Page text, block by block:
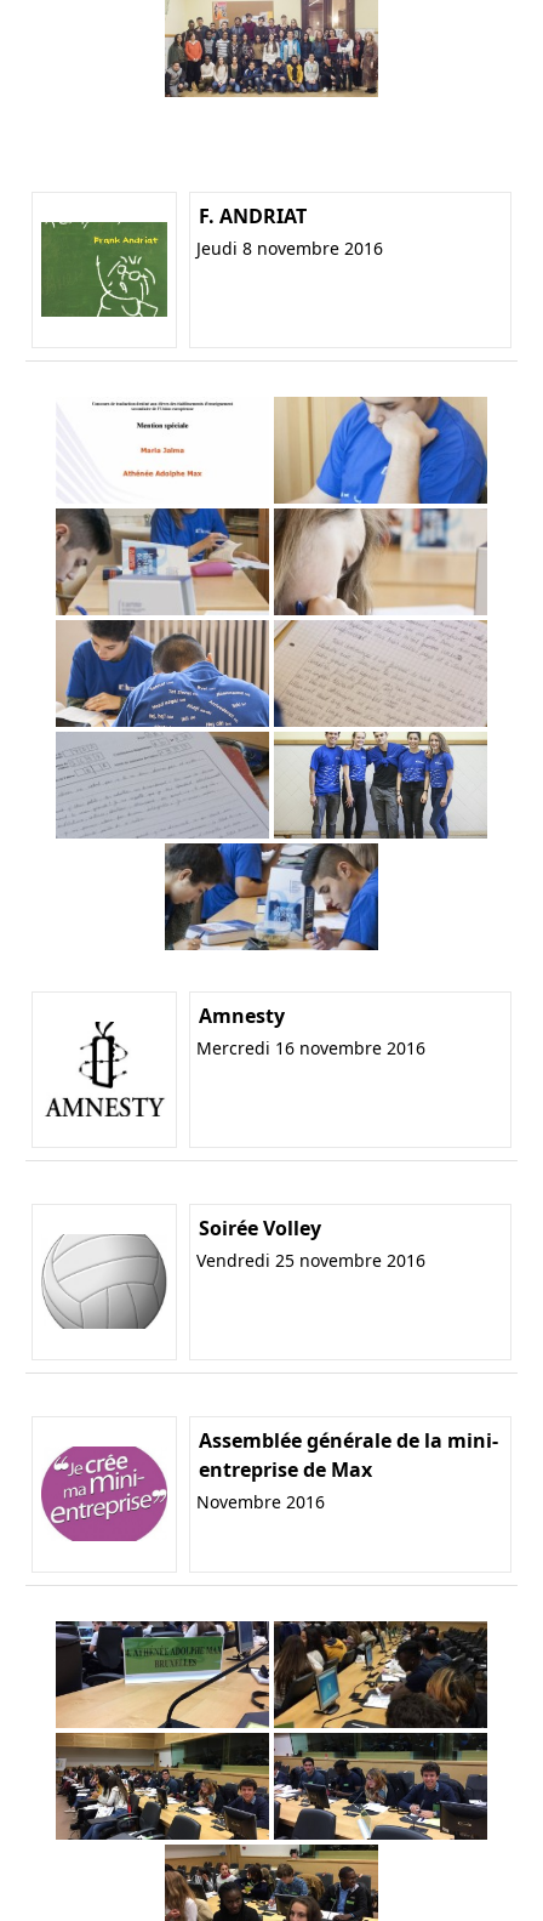
F. ANDRIAT
Jeudi 8 novembre 2016
Amnesty
Mercredi 16 novembre 2016
Soirée Volley
Vendredi 25 novembre 2016
Assemblée générale de la mini-
entreprise de Max
Novembre 2016